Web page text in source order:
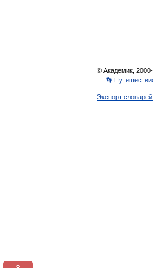
© Академик,
👣
Экспорт